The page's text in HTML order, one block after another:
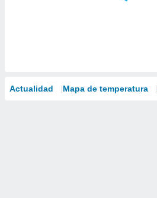
Actualidad Mapa de temperatura